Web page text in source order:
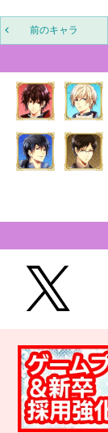
前のキャラ